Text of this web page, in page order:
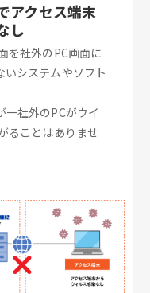
アクセス端末
し
を社外のPC画面に
システムやソフト
社外のPCがウイ
ることはありませ